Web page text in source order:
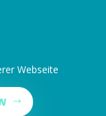
Webseite